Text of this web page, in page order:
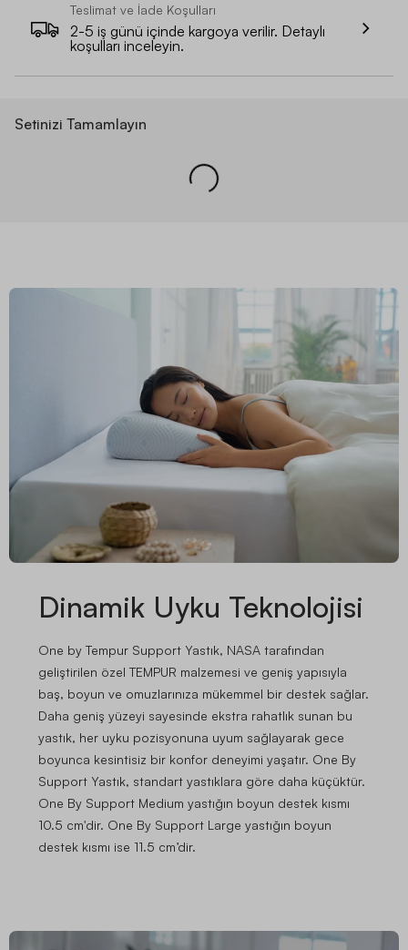
Teslimat ve İade Koşulları
2-5 iş günü içinde kargoya verilir. Detaylı
koşulları inceleyin.
Setinizi Tamamlayın
Dinamik Uyku Teknolojisi
One by Tempur Support Yastık, NASA tarafından
geliştirilen özel TEMPUR malzemesi ve geniş yapısıyla
baş, boyun ve omuzlarınıza mükemmel bir destek sağlar.
Daha geniş yüzeyi sayesinde ekstra rahatlık sunan bu
yastık, her uyku pozisyonuna uyum sağlayarak gece
boyunca kesintisiz bir konfor deneyimi yaşatır. One By
Support Yastık, standart yastıklara göre daha küçüktür.
One By Support Medium yastığın boyun destek kısmı
10.5 cm'dir. One By Support Large yastığın boyun
destek kısmı ise 11.5 cm’dir.